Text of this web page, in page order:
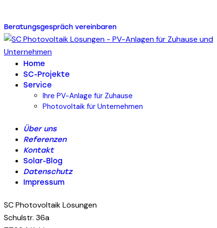
Beratungsgespräch vereinbaren
Home
SC-Projekte
Service
Ihre PV-Anlage für Zuhause
Photovoltaik für Unternehmen
Über uns
Referenzen
Kontakt
Solar-Blog
Datenschutz
Impressum
SC Photovoltaik Lösungen
Schulstr. 36a